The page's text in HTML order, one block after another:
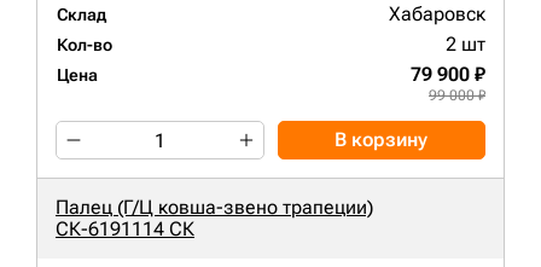
Склад Хабаровск
Кол-во 2 шт
Цена 79 900 ₽
99 000 ₽
В корзину
Палец (Г/Ц ковша-звено трапеции)
СК-6191114 СК